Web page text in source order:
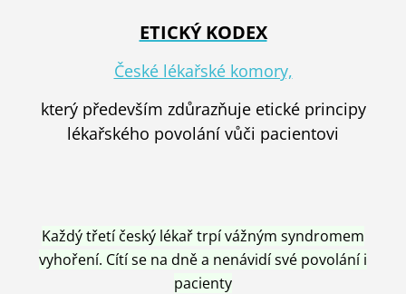
ETICKÝ KODEX
České lékařské komory,
který především zdůrazňuje etické principy
lékařského povolání vůči pacientovi
Každý třetí český lékař trpí vážným syndromem
vyhoření. Cítí se na dně a nenávidí své povolání i
pacienty